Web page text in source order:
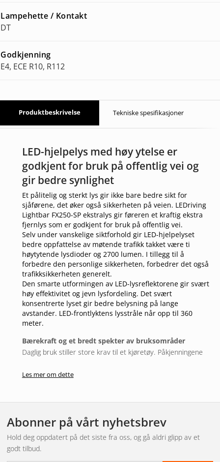
Lampehette / Kontakt
DT
Godkjenning
E4, ECE R10, R112
Produktbeskrivelse Tekniske spesifikasjoner
LED-hjelpelys med høy ytelse er
godkjent for bruk på offentlig vei og
gir bedre synlighet
Et pålitelig og sterkt lys gir ikke bare bedre sikt for
sjåførene, det øker også sikkerheten på veien. LEDriving
Lightbar FX250-SP ekstralys gir føreren et kraftig ekstra
fjernlys som er godkjent for bruk på offentlig vei.
Selv under vanskelige siktforhold gir LED-hjelpelyset
bedre oppfattelse av møtende trafikk takket være ti
høytytende lysdioder og 2700 lumen. I tillegg til å
forbedre den personlige sikkerheten, forbedrer det også
trafikksikkerheten generelt.
Den smarte utformingen av LED-lysreflektorene gir svært
høy effektivitet og jevn lysfordeling. Det svært
konsentrerte lyset gir bedre belysning på lange
avstander. LED-frontlyktens lysstråle når opp til 360
meter.
Bærekraft og et bredt spekter av bruksområder
Daglig bruk stiller store krav til et kjøretøy. Påkjenningene
ekstremt slitesterk polykarbonatlinse som tåler tøffe forhold
varmestyringssystemet spiller også en viktig rolle for LED-
lysets lange levetid.
Over- og underspenningsbeskyttelsen bryter automatisk
kretsen når den forhåndsbestemte strømmen overskrides i
Les mer om dette
Abonner på vårt nyhetsbrev
Hold deg oppdatert på det siste fra oss, og gå aldri glipp av et
godt tilbud.